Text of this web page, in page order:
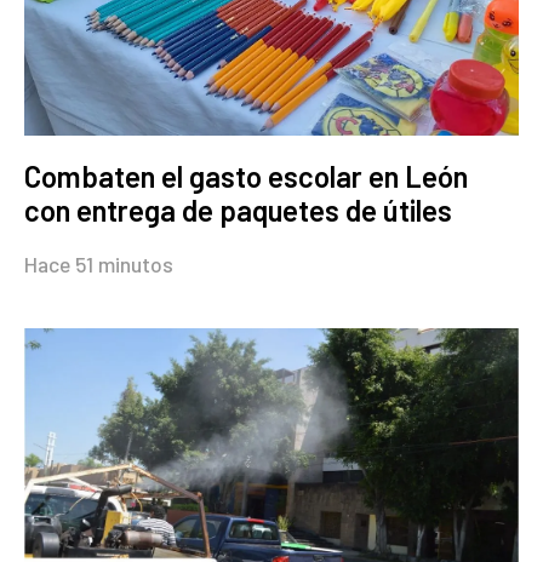
Combaten el gasto escolar en León
con entrega de paquetes de útiles
Hace 51 minutos